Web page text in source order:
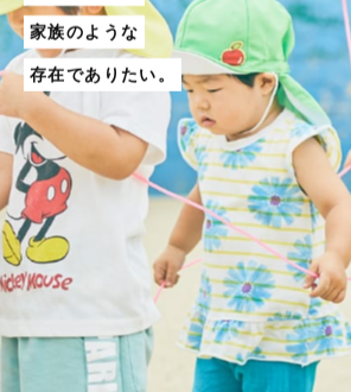
家族のような
存在でありたい。